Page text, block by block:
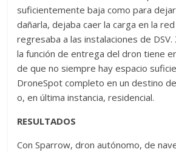
suficientemente baja como para
dañarla, dejaba caer la carga en la
regresaba a las instalaciones de DSV.
la función de entrega del dron tiene
de que no siempre hay espacio
DroneSpot completo en un destino
o, en última instancia, residencial.
RESULTADOS
Con Sparrow, dron autónomo, de